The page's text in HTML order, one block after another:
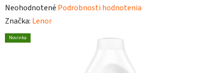
Priemerné
hodnotenie
produktu
Neohodnotené Podrobnosti hodnotenia
Značka: Lenor
Novinka